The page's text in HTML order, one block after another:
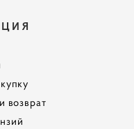
возврат